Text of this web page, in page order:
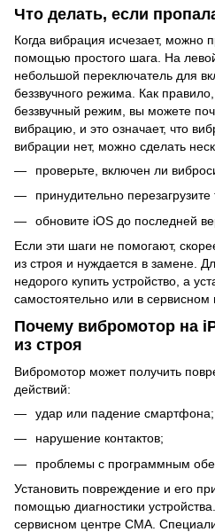
Что делать, если
Когда вибрация исчезает, можно
помощью простого шага. На
небольшой переключатель для
беззвучного режима. Как
беззвучный режим, вы можете
вибрацию, и это означает, что
вибрации нет, можно сделать
проверьте, включен ли
принудительно
обновите iOS до последней
Если эти шаги не помогают,
из строя и нуждается в замене.
недорого купить устройство, а
самостоятельно или в сервисном
Почему вибромотор на
из строя
Вибромотор может получить
действий:
удар или падение смартфона;
нарушение контактов;
проблемы с программным
Установить повреждение и его
помощью диагностики
сервисном центре СМА.